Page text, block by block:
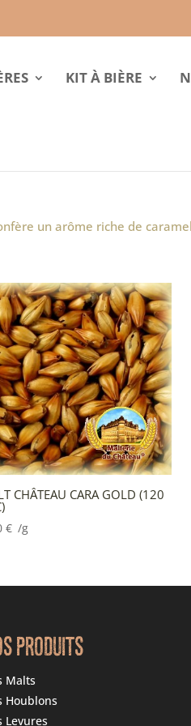
KIT À BIÈRE
un arôme riche de
CHÂTEAU CARA GOLD (120
€ /g
PRODUITS
Malts
Houblons
Levures